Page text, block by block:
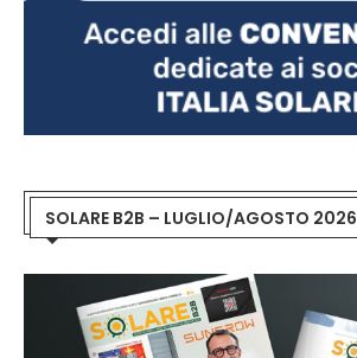
SOLARE B2B – LUGLIO/AGOSTO 2026